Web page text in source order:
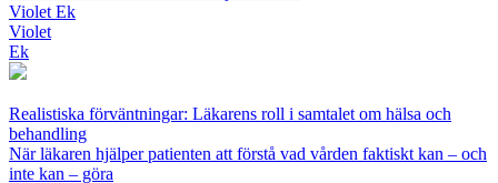
Violet Ek
Violet
Ek
Realistiska förväntningar: Läkarens roll i samtalet om hälsa och
behandling
När läkaren hjälper patienten att förstå vad vården faktiskt kan – och
inte kan – göra